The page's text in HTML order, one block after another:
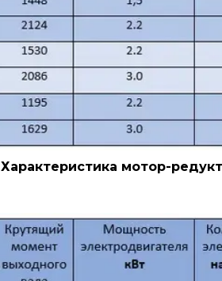
Характеристика мотор-